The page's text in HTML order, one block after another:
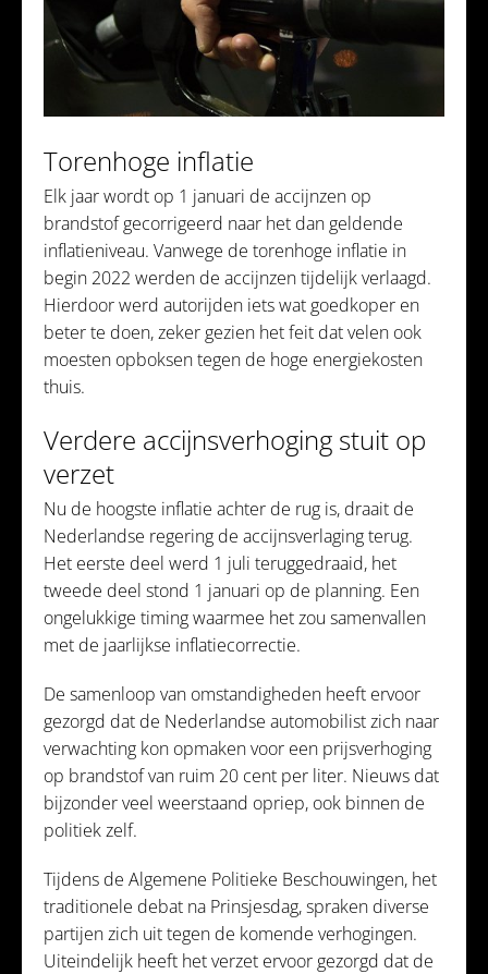
Torenhoge inflatie
Elk jaar wordt op 1 januari de accijnzen op
brandstof gecorrigeerd naar het dan geldende
inflatieniveau. Vanwege de torenhoge inflatie in
begin 2022 werden de accijnzen tijdelijk verlaagd.
Hierdoor werd autorijden iets wat goedkoper en
beter te doen, zeker gezien het feit dat velen ook
moesten opboksen tegen de hoge energiekosten
thuis.
Verdere accijnsverhoging stuit op
verzet
Nu de hoogste inflatie achter de rug is, draait de
Nederlandse regering de accijnsverlaging terug.
Het eerste deel werd 1 juli teruggedraaid, het
tweede deel stond 1 januari op de planning. Een
ongelukkige timing waarmee het zou samenvallen
met de jaarlijkse inflatiecorrectie.
De samenloop van omstandigheden heeft ervoor
gezorgd dat de Nederlandse automobilist zich naar
verwachting kon opmaken voor een prijsverhoging
op brandstof van ruim 20 cent per liter. Nieuws dat
bijzonder veel weerstaand opriep, ook binnen de
politiek zelf.
Tijdens de Algemene Politieke Beschouwingen, het
traditionele debat na Prinsjesdag, spraken diverse
partijen zich uit tegen de komende verhogingen.
Uiteindelijk heeft het verzet ervoor gezorgd dat de